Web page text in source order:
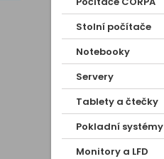
Stolní počítače
Notebooky
Servery
Tablety a čtečky
Pokladní systémy
Monitory a LFD